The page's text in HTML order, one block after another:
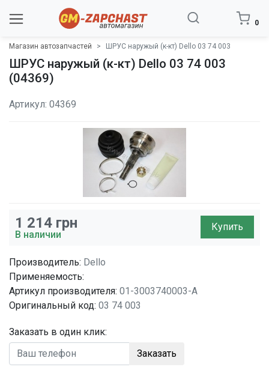
0
Магазин автозапчастей ШРУС наружый (к-кт) Dello 03 74 003
ШРУС наружый (к-кт) Dello 03 74 003
(04369)
Артикул: 04369
1 214 грн
В наличии
Купить
Производитель: Dello
Применяемость:
Артикул производителя: 01-3003740003-A
Оригинальный код: 03 74 003
Заказать в один клик:
Заказать